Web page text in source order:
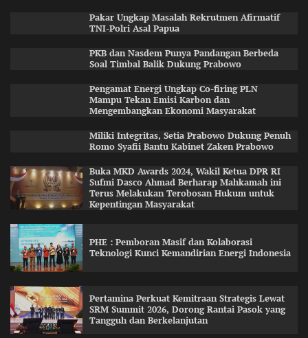
Pakar Ungkap Masalah Rekrutmen Afirmatif
TNI-Polri Asal Papua
PKB dan Nasdem Punya Pandangan Berbeda
Soal Timbal Balik Dukung Prabowo
Pengamat Energi Ungkap Co-firing PLN
Mampu Tekan Emisi Karbon dan
Mengembangkan Ekonomi Masyarakat
Miliki Integritas, Setia Prabowo Dukung Penuh
Romo Syafii Bantu Kabinet Zaken Prabowo
Buka MKD Awards 2024, Wakil Ketua DPR RI
Sufmi Dasco Ahmad Berharap Mahkamah ini
Terus Melakukan Terobosan Hukum untuk
Kepentingan Masyarakat
PHE : Pemboran Masif dan Kolaborasi
Teknologi Kunci Kemandirian Energi Indonesia
Pertamina Perkuat Kemitraan Strategis Lewat
SRM Summit 2026, Dorong Rantai Pasok yang
Tangguh dan Berkelanjutan